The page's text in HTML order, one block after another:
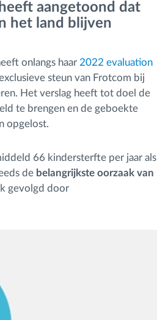
aangetoond dat
het land blijven
onlangs haar 2022 evaluation
steun van Frotcom bij
Het verslag heeft tot doel de
te brengen en de geboekte
opgelost.
66 kindersterfte per jaar als
de belangrijkste oorzaak van
gevolgd door